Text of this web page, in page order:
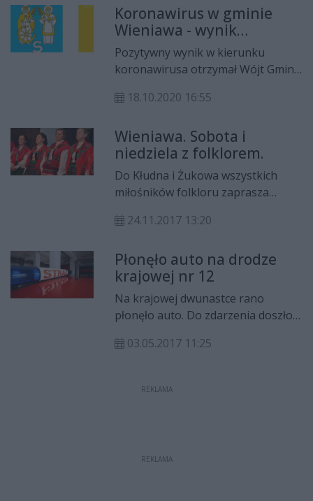
uległo wyposażenie i znaczna część
poddasza.
Koronawirus w gminie
Wieniawa - wynik
pozytywny ma wójt
Krzysztof Sobczak
Pozytywny wynik w kierunku
koronawirusa otrzymał Wójt Gminy
Podobnie jak kilkadziesiąt osób z
PSP, GCKiS i klub Senior+ w
Komorowie.
18.10.2020 16:55
Wieniawa. Sobota i
niedziela z folklorem.
Do Kłudna i Żukowa wszystkich
miłośników folkloru zaprasza
Wieniawie.
24.11.2017 13:20
Płonęło auto na drodze
krajowej nr 12
Na krajowej dwunastce rano
płonęło auto. Do zdarzenia doszło
na terenie gminy Wieniawa.
03.05.2017 11:25
REKLAMA
REKLAMA